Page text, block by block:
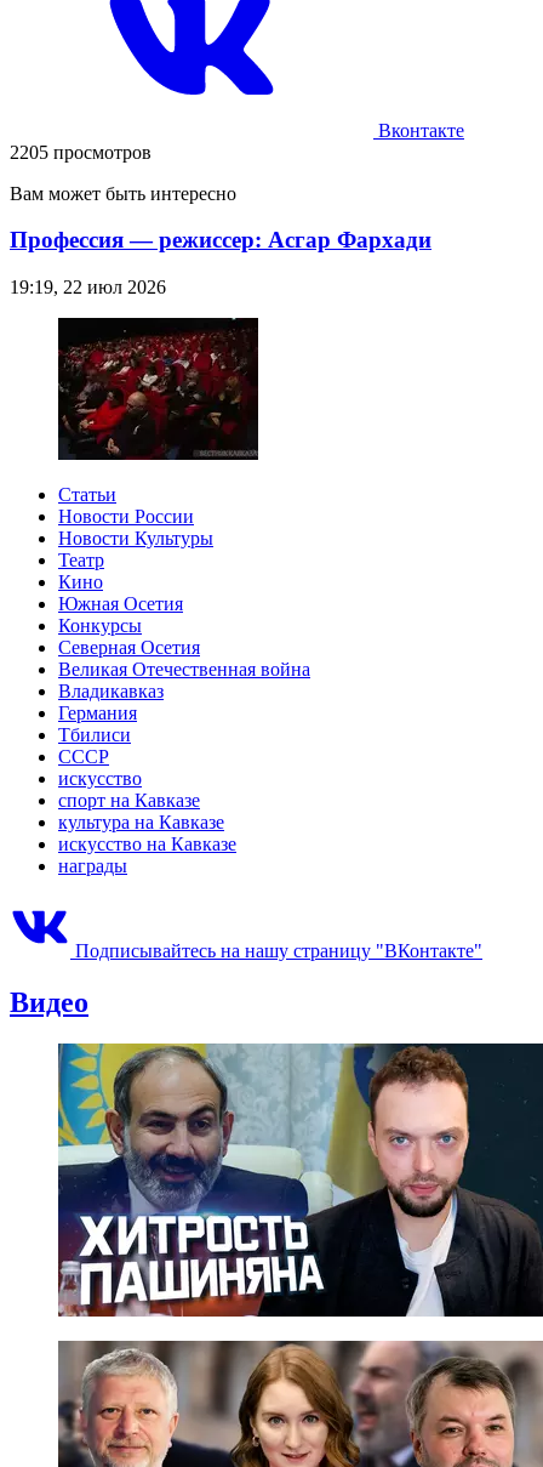
Вконтакте
2205 просмотров
Вам может быть интересно
Профессия — режиссер: Асгар Фархади
19:19, 22 июл 2026
Статьи
Новости России
Новости Культуры
Театр
Кино
Южная Осетия
Конкурсы
Северная Осетия
Великая Отечественная война
Владикавказ
Германия
Тбилиси
СССР
искусство
спорт на Кавказе
культура на Кавказе
искусство на Кавказе
награды
Подписывайтесь на нашу страницу "ВКонтакте"
Видео